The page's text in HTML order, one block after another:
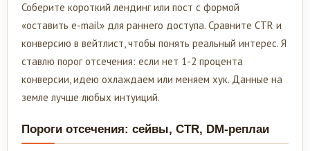
Соберите короткий лендинг или пост с формой
«оставить e-mail» для раннего доступа. Сравните CTR и
конверсию в вейтлист, чтобы понять реальный интерес. Я
ставлю порог отсечения: если нет 1-2 процента
конверсии, идею охлаждаем или меняем хук. Данные на
земле лучше любых интуиций.
Пороги отсечения: сейвы, CTR, DM-реплаи